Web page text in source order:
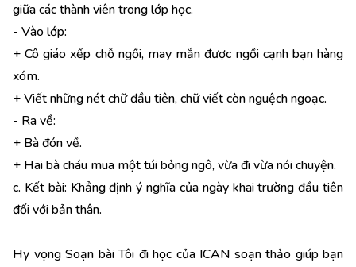
giữa các thành viên trong lớp học.
- Vào lớp:
+ Cô giáo xếp chỗ ngồi, may mắn được ngồi cạnh bạn hàng
xóm.
+ Viết những nét chữ đầu tiên, chữ viết còn nguệch ngoạc.
- Ra về:
+ Bà đón về.
+ Hai bà cháu mua một túi bỏng ngô, vừa đi vừa nói chuyện.
c. Kết bài: Khẳng định ý nghĩa của ngày khai trường đầu tiên
đối với bản thân.
Hy vọng Soạn bài Tôi đi học của ICAN soạn thảo giúp bạn